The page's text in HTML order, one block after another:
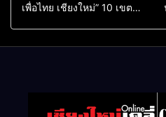
เพื่อไทย เชียงใหม่” 10 เขต